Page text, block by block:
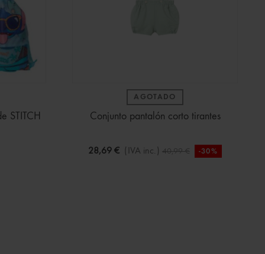
STITCH
AGOTADO
Conjunto pantalón corto tirantes
28,69 € (IVA inc.) 40,99 € -30%